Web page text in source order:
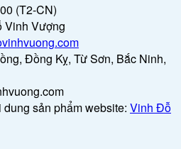
(T2-CN)
Vinh Vượng
Đồng Kỵ, Từ Sơn, Bắc Ninh,
sản phẩm website: Vinh Đỗ